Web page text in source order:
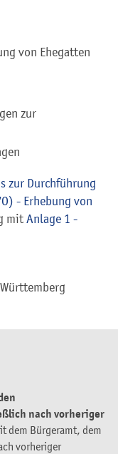
nach vorheriger
dem Bürgeramt, dem
vorheriger
von Ehegatten
zur
zur Durchführung
- Erhebung von
mitAnlage 1 -